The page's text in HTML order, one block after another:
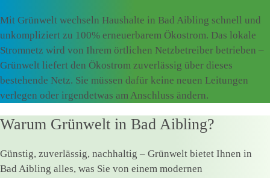
Mit Grünwelt wechseln Haushalte in Bad Aibling schnell und
unkompliziert zu 100% erneuerbarem Ökostrom. Das lokale
Stromnetz wird von Ihrem örtlichen Netzbetreiber betrieben –
Grünwelt liefert den Ökostrom zuverlässig über dieses
bestehende Netz. Sie müssen dafür keine neuen Leitungen
verlegen oder irgendetwas am Anschluss ändern.
Warum Grünwelt in Bad Aibling?
Günstig, zuverlässig, nachhaltig – Grünwelt bietet Ihnen in
Bad Aibling alles, was Sie von einem modernen